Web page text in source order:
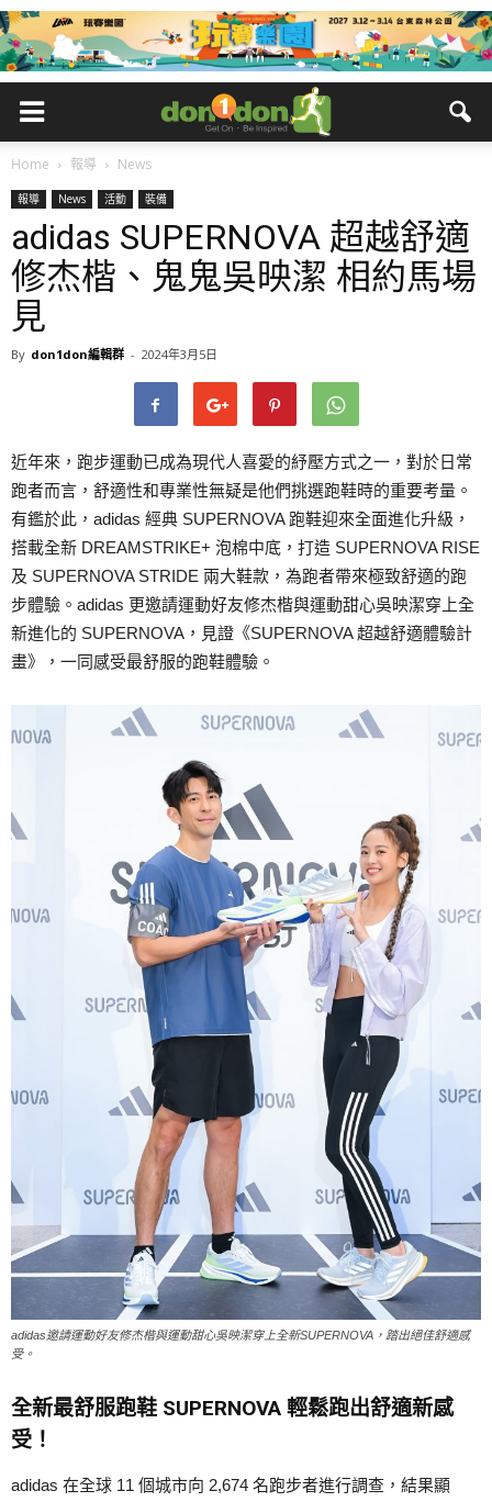
Home 報導 News
報導 News 活動 裝備
adidas SUPERNOVA 超越舒適
修杰楷、鬼鬼吳映潔 相約馬場
見
By don1don編輯群 - 2024年3月5日
近年來，跑步運動已成為現代人喜愛的紓壓方式之一，對於日常
跑者而言，舒適性和專業性無疑是他們挑選跑鞋時的重要考量。
有鑑於此，adidas 經典 SUPERNOVA 跑鞋迎來全面進化升級，
搭載全新 DREAMSTRIKE+ 泡棉中底，打造 SUPERNOVA RISE
及 SUPERNOVA STRIDE 兩大鞋款，為跑者帶來極致舒適的跑
步體驗。adidas 更邀請運動好友修杰楷與運動甜心吳映潔穿上全
新進化的 SUPERNOVA，見證《SUPERNOVA 超越舒適體驗計
畫》，一同感受最舒服的跑鞋體驗。
adidas邀請運動好友修杰楷與運動甜心吳映潔穿上全新SUPERNOVA，踏出絕佳舒適感
受。
全新最舒服跑鞋 SUPERNOVA 輕鬆跑出舒適新感
受！
adidas 在全球 11 個城市向 2,674 名跑步者進行調查，結果顯